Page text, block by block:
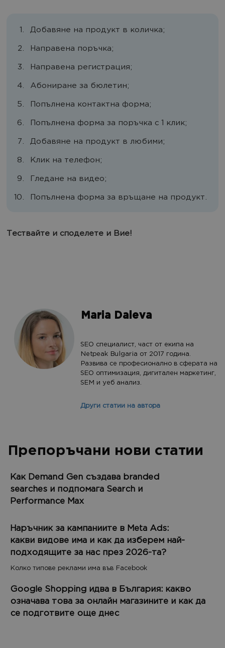
Добавяне на продукт в количка;
Направена поръчка;
Направена регистрация;
Абониране за бюлетин;
Попълнена контактна форма;
Попълнена форма за поръчка с 1 клик;
Добавяне на продукт в любими;
Клик на телефон;
Гледане на видео;
Попълнена форма за връщане на продукт.
Тествайте и споделете и Вие!
Maria Daleva
SEO специалист, част от екипа на
Netpeak Bulgaria от 2017 година.
Развива се професионално в сферата на
SEO оптимизация, дигитален маркетинг,
SEM и уеб анализ.
Други статии на автора
Препоръчани нови статии
Как Demand Gen създава branded
searches и подпомага Search и
Performance Max
Наръчник за кампаниите в Meta Ads:
какви видове има и как да изберем най-
подходящите за нас през 2026-та?
Колко типове реклами има във Facebook
Google Shopping идва в България: какво
означава това за онлайн магазините и как да
се подготвите още днес